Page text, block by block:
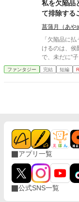
私を欠陥品
て排除する
菖蒲月（あや
「欠陥品に払う敬意など無
けるのは、侯爵家の執事長。
で、未だに“子
も。 正式に侯爵夫人となった今、その態度は見過ごせませんわ
ね。 証拠も揃ったことですし、そろそろ排除を始めましょうか。
ファンタジー 完結 短編
アプリ一覧
公式SNS一覧